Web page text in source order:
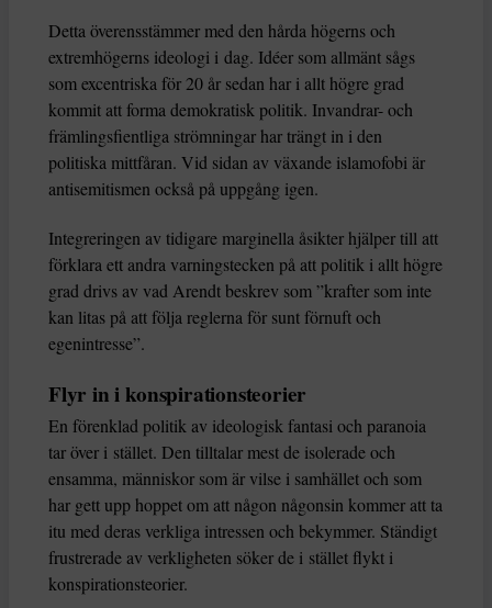
Detta överensstämmer med den hårda högerns och
extremhögerns ideologi i dag. Idéer som allmänt sågs
som excentriska för 20 år sedan har i allt högre grad
kommit att forma demokratisk politik. Invandrar- och
främlingsfientliga strömningar har trängt in i den
politiska mittfåran. Vid sidan av växande islamofobi är
antisemitismen också på uppgång igen.
Integreringen av tidigare marginella åsikter hjälper till att
förklara ett andra varningstecken på att politik i allt högre
grad drivs av vad Arendt beskrev som ”krafter som inte
kan litas på att följa reglerna för sunt förnuft och
egenintresse”.
Flyr in i konspirationsteorier
En förenklad politik av ideologisk fantasi och paranoia
tar över i stället. Den tilltalar mest de isolerade och
ensamma, människor som är vilse i samhället och som
har gett upp hoppet om att någon någonsin kommer att ta
itu med deras verkliga intressen och bekymmer. Ständigt
frustrerade av verkligheten söker de i stället flykt i
konspirationsteorier.